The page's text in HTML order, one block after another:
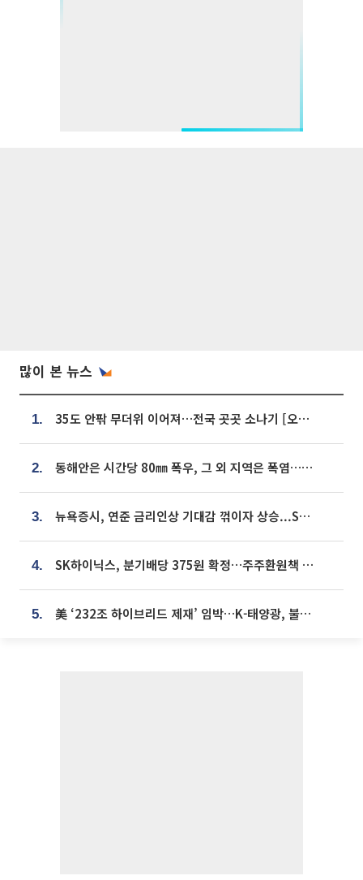
많이 본 뉴스
1. 35도 안팎 무더위 이어져…전국 곳곳 소나기 [오늘 날씨]
2. 동해안은 시간당 80㎜ 폭우, 그 외 지역은 폭염…‘극과 극 날씨’
3. 뉴욕증시, 연준 금리인상 기대감 꺾이자 상승...S&P500 사상 최고치 [종합]
4. SK하이닉스, 분기배당 375원 확정…주주환원책 9월로 앞당겨 발표
5. 美 ‘232조 하이브리드 제재’ 임박…K-태양광, 불확실성 털고 날개 다나